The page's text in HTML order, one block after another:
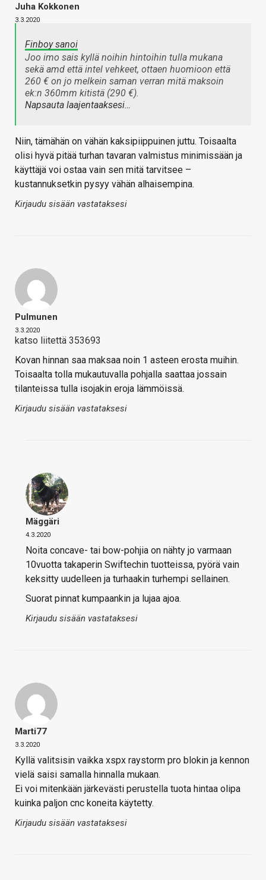
Juha Kokkonen
3.3.2020
Finboy sanoi
Joo imo sais kyllä noihin hintoihin tulla mukana
sekä amd että intel vehkeet, ottaen huomioon että
260 € on jo melkein saman verran mitä maksoin
ek:n 360mm kitistä (290 €).
Napsauta laajentaaksesi…
Niin, tämähän on vähän kaksipiippuinen juttu. Toisaalta
olisi hyvä pitää turhan tavaran valmistus minimissään ja
käyttäjä voi ostaa vain sen mitä tarvitsee –
kustannuksetkin pysyy vähän alhaisempina.
Kirjaudu sisään vastataksesi
Pulmunen
3.3.2020
katso liitettä 353693
Kovan hinnan saa maksaa noin 1 asteen erosta muihin.
Toisaalta tolla mukautuvalla pohjalla saattaa jossain
tilanteissa tulla isojakin eroja lämmöissä.
Kirjaudu sisään vastataksesi
Mäggäri
4.3.2020
Noita concave- tai bow-pohjia on nähty jo varmaan
10vuotta takaperin Swiftechin tuotteissa, pyörä vain
keksitty uudelleen ja turhaakin turhempi sellainen.
Suorat pinnat kumpaankin ja lujaa ajoa.
Kirjaudu sisään vastataksesi
Marti77
3.3.2020
Kyllä valitsisin vaikka xspx raystorm pro blokin ja kennon
vielä saisi samalla hinnalla mukaan.
Ei voi mitenkään järkevästi perustella tuota hintaa olipa
kuinka paljon cnc koneita käytetty.
Kirjaudu sisään vastataksesi